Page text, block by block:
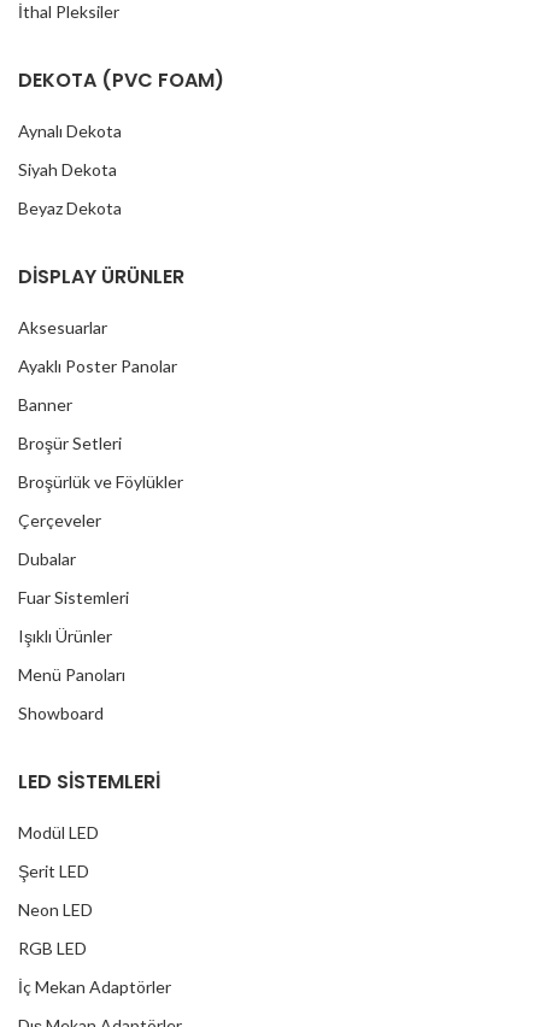
İthal Pleksiler
DEKOTA (PVC FOAM)
Aynalı Dekota
Siyah Dekota
Beyaz Dekota
DİSPLAY ÜRÜNLER
Aksesuarlar
Ayaklı Poster Panolar
Banner
Broşür Setleri
Broşürlük ve Föylükler
Çerçeveler
Dubalar
Fuar Sistemleri
Işıklı Ürünler
Menü Panoları
Showboard
LED SİSTEMLERİ
Modül LED
Şerit LED
Neon LED
RGB LED
İç Mekan Adaptörler